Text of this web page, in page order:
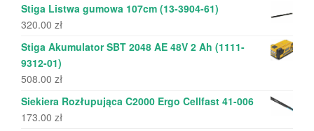
Stiga Listwa gumowa 107cm (13-3904-61)
320.00 zł
Stiga Akumulator SBT 2048 AE 48V 2 Ah (1111-
9312-01)
508.00 zł
Siekiera Rozłupująca C2000 Ergo Cellfast 41-006
173.00 zł